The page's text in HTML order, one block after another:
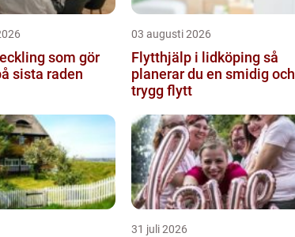
som gör
sista raden
03 augusti 2026
Flytthjälp i lidköping så
planerar du en smidig och
trygg flytt
31 juli 2026